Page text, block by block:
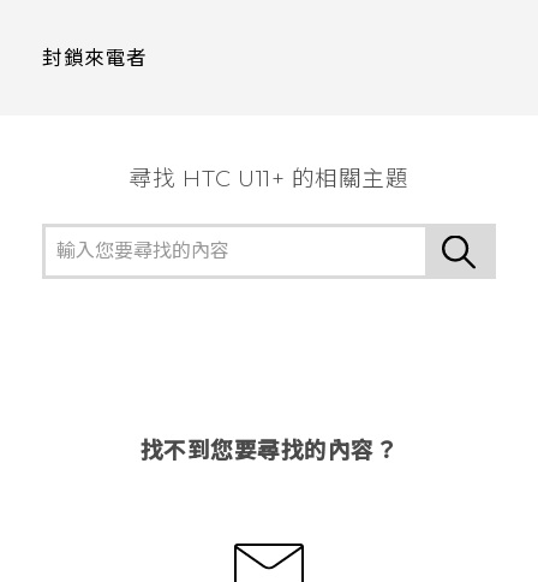
封鎖來電者
尋找 HTC U11+ 的相關主題
找不到您要尋找的內容？